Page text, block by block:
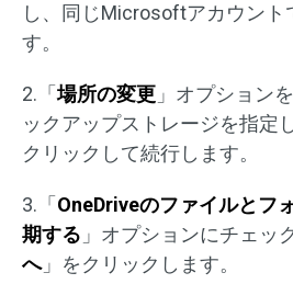
し、同じMicrosoftアカウント
す。
2.「場所の変更 」オプション
ックアップストレージを指定
クリックして続行します。
3.「 OneDriveのファイルとフ
期する 」オプションにチェッ
へ」をクリックします。